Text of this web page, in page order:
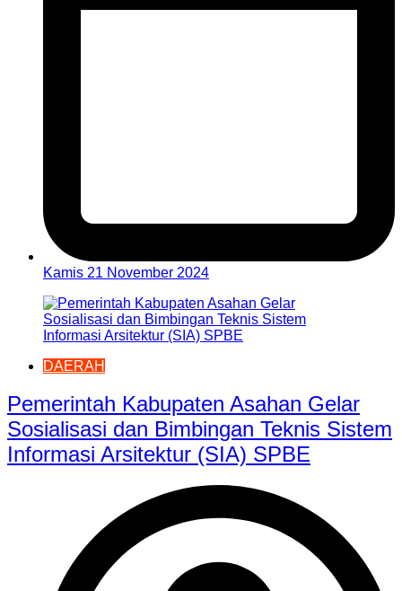
Kamis 21 November 2024
DAERAH
Pemerintah Kabupaten Asahan Gelar
Sosialisasi dan Bimbingan Teknis Sistem
Informasi Arsitektur (SIA) SPBE